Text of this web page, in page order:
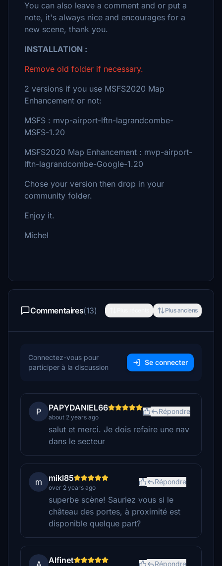
You can also leave a comment and or put a
note, it's always nice and encourages for a
new scene, thank you.
INSTALLATION :
Remove old folder if necessary.
2 versions if you use MSFS2020 Map
Enhancement or not:
MSFS : mvp-airport-lftn-lagrandcombe-
MSFS-1.20
MSFS2020 Map Enhancement : mvp-airport-
lftn-lagrandcombe-Google-1.20
Chose your version then drop in your
community folder.
Enjoy it.
Michel
Commentaires(13) Plus anciens
Connectez-vous pour
participer à la discussion
Se connecter
P PAPYDANIEL66
about 2 years ago
Répondre
salut et merci. Je dois refaire une nav
dans le secteur
m mikl85
over 2 years ago
Répondre
superbe scène! Sauriez vous si le
château des portes, à proximité est
disponible quelque part?
A Alfinet Répondre